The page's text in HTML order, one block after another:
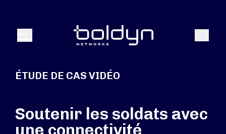
Menu
ÉTUDE DE CAS VIDÉO
Soutenir les soldats avec
une connectivité